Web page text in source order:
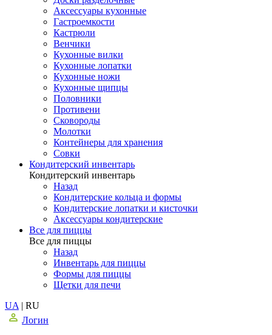
Аксессуары кухонные
Гастроемкости
Кастрюли
Венчики
Кухонные вилки
Кухонные лопатки
Кухонные ножи
Кухонные щипцы
Половники
Противени
Сковороды
Молотки
Контейнеры для хранения
Совки
Кондитерский инвентарь
Кондитерский инвентарь
Назад
Кондитерские кольца и формы
Кондитерские лопатки и кисточки
Аксессуары кондитерские
Все для пиццы
Все для пиццы
Назад
Инвентарь для пиццы
Формы для пиццы
Щетки для печи
UA | RU
Логин